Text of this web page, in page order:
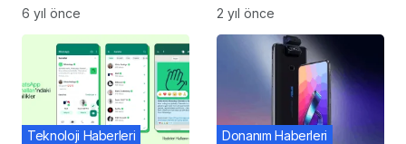
Yerini Alacak
6 yıl önce 2 yıl önce
Teknoloji Haberleri Donanım Haberleri